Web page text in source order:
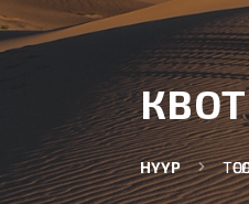
КВОТ
НҮҮР